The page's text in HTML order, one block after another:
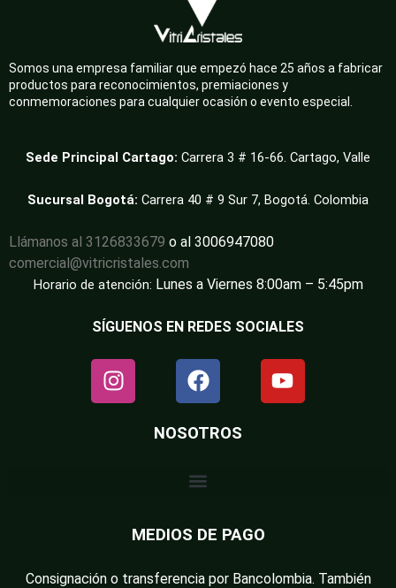
Somos una empresa familiar que empezó hace 25 años a fabricar
productos para reconocimientos, premiaciones y
conmemoraciones para cualquier ocasión o evento especial.
Sede Principal Cartago: Carrera 3 # 16-66. Cartago, Valle
Sucursal Bogotá: Carrera 40 # 9 Sur 7, Bogotá. Colombia
Llámanos al 3126833679 o al 3006947080
comercial@vitricristales.com
Horario de atención: Lunes a Viernes 8:00am – 5:45pm
SÍGUENOS EN REDES SOCIALES
NOSOTROS
MEDIOS DE PAGO
Consignación o transferencia por Bancolombia. También